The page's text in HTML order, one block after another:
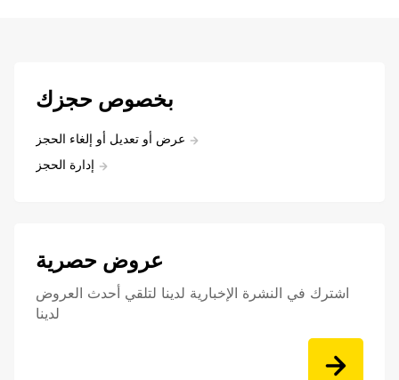
بخصوص حجزك
عرض أو تعديل أو إلغاء الحجز
إدارة الحجز
عروض حصرية
اشترك في النشرة الإخبارية لدينا لتلقي أحدث العروض
لدينا